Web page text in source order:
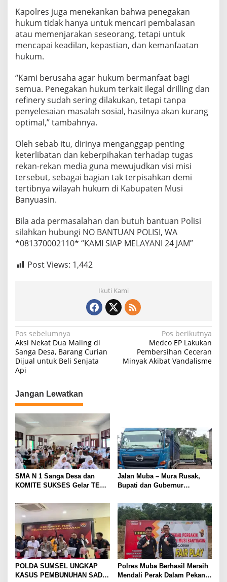
Kapolres juga menekankan bahwa penegakan
hukum tidak hanya untuk mencari pembalasan
atau memenjarakan seseorang, tetapi untuk
mencapai keadilan, kepastian, dan kemanfaatan
hukum.
“Kami berusaha agar hukum bermanfaat bagi
semua. Penegakan hukum terkait ilegal drilling dan
refinery sudah sering dilakukan, tetapi tanpa
penyelesaian masalah sosial, hasilnya akan kurang
optimal,” tambahnya.
Oleh sebab itu, dirinya menganggap penting
keterlibatan dan keberpihakan terhadap tugas
rekan-rekan media guna mewujudkan visi misi
tersebut, sebagai bagian tak terpisahkan demi
tertibnya wilayah hukum di Kabupaten Musi
Banyuasin.
Bila ada permasalahan dan butuh bantuan Polisi
silahkan hubungi NO BANTUAN POLISI, WA
*081370002110* “KAMI SIAP MELAYANI 24 JAM”
Post Views: 1,442
Ikuti Kami
N
a
v
g
a
s
i
p
o
s
Pos sebelumnya
Aksi Nekat Dua Maling di
Sanga Desa, Barang Curian
Dijual untuk Beli Senjata
Api
Pos berikutnya
Medco EP Lakukan
Pembersihan Ceceran
Minyak Akibat Vandalisme
Jangan Lewatkan
SMA N 1 Sanga Desa dan
KOMITE SUKSES Gelar TES
Jalan Muba – Mura Rusak,
Bupati dan Gubernur
tronton Batu Bara Lahat ,
Jakarta Lewat Muba
POLDA SUMSEL UNGKAP
KASUS PEMBUNUHAN SADIS
Polres Muba Berhasil Meraih
Mendali Perak Dalam Pekan